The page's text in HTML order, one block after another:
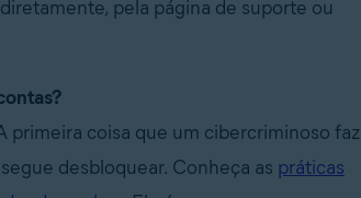
pela página de suporte ou
primeira coisa que um cibercriminoso faz
desbloquear. Conheça as práticas